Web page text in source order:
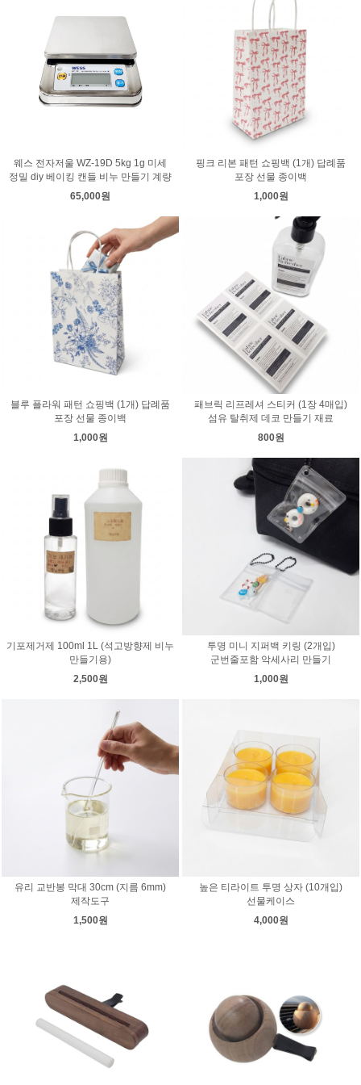
웨스 전자저울 WZ-19D 5kg 1g 미세
정밀 diy 베이킹 캔들 비누 만들기 계량
65,000원
핑크 리본 패턴 쇼핑백 (1개) 답례품
포장 선물 종이백
1,000원
블루 플라워 패턴 쇼핑백 (1개) 답례품
포장 선물 종이백
1,000원
패브릭 리프레셔 스티커 (1장 4매입)
섬유 탈취제 데코 만들기 재료
800원
기포제거제 100ml 1L (석고방향제 비누
만들기용)
2,500원
투명 미니 지퍼백 키링 (2개입)
군번줄포함 악세사리 만들기
1,000원
유리 교반봉 막대 30cm (지름 6mm)
제작도구
1,500원
높은 티라이트 투명 상자 (10개입)
선물케이스
4,000원